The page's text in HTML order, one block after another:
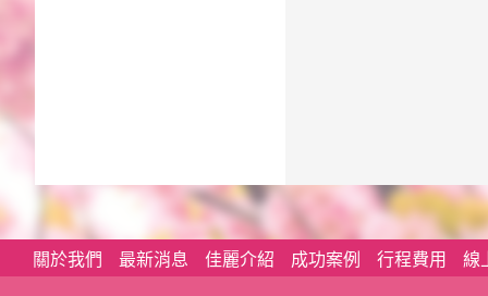
關於我們 最新消息 佳麗介紹 成功案例 行程費用 線